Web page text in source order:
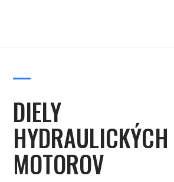
DIELY
HYDRAULICKÝCH
MOTOROV